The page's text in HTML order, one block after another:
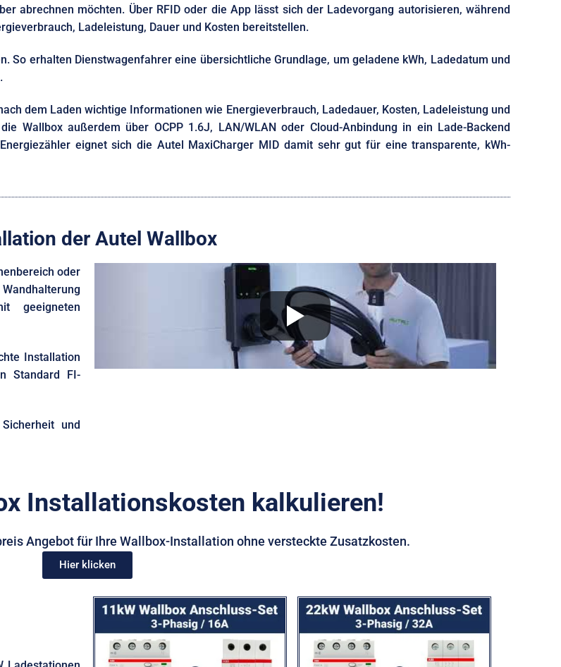
abrechnen möchten. Über RFID oder die App lässt sich der Ladevorgang autorisieren, während
Ladeleistung, Dauer und Kosten bereitstellen.
So erhalten Dienstwagenfahrer eine übersichtliche Grundlage, um geladene kWh, Ladedatum und
dem Laden wichtige Informationen wie Energieverbrauch, Ladedauer, Kosten, Ladeleistung und
Wallbox außerdem über OCPP 1.6J, LAN/WLAN oder Cloud-Anbindung in ein Lade-Backend
eignet sich die Autel MaxiCharger MID damit sehr gut für eine transparente, kWh-
der Autel Wallbox
oder
geeigneten
Installation
Standard FI-
und
Installationskosten kalkulieren!
Angebot für Ihre Wallbox-Installation ohne versteckte Zusatzkosten.
Hier klicken